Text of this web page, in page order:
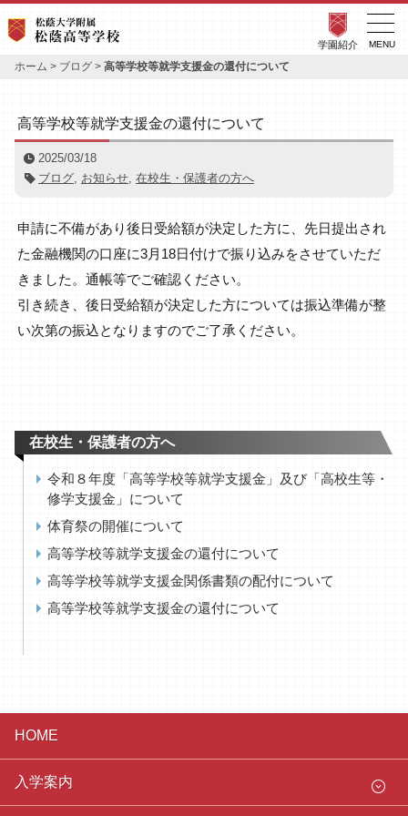
学園紹介
ホーム > ブログ > 高等学校等就学支援金の還付について
高等学校等就学支援金の還付について
2025/03/18
ブログ, お知らせ, 在校生・保護者の方へ
申請に不備があり後日受給額が決定した方に、先日提出され
た金融機関の口座に3月18日付けで振り込みをさせていただ
きました。通帳等でご確認ください。
引き続き、後日受給額が決定した方については振込準備が整
い次第の振込となりますのでご了承ください。
在校生・保護者の方へ
令和８年度「高等学校等就学支援金」及び「高校生等・
修学支援金」について
体育祭の開催について
高等学校等就学支援金の還付について
高等学校等就学支援金関係書類の配付について
高等学校等就学支援金の還付について
HOME
入学案内
MENU